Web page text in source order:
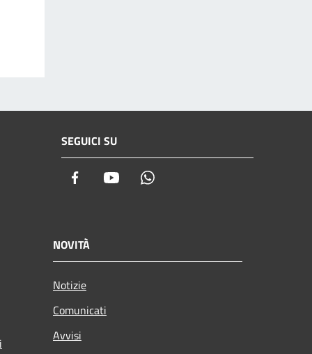
SEGUICI SU
Facebook Youtube
NOVITÀ
Notizie
Comunicati
Avvisi